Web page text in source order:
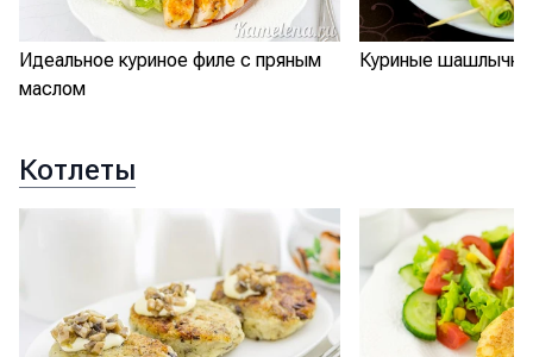
Идеальное куриное филе с пряным
маслом
Куриные шашлычки
Котлеты